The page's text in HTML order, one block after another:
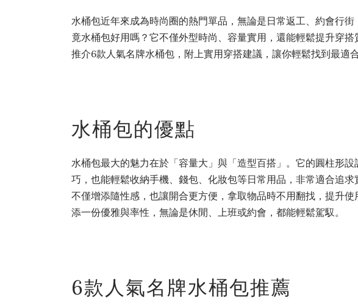
水桶包近年來成為時尚圈的熱門單品，無論是日常返工、約會行
竟水桶包好用嗎？它不僅外型時尚、容量實用，還能輕鬆提升穿
推介6款人氣名牌水桶包，附上實用穿搭建議，讓你輕鬆找到最適
水桶包的優點
水桶包最大的魅力在於「容量大」與「造型百搭」。它的圓柱形
巧，也能輕鬆收納手機、錢包、化妝包等日常用品，非常適合追
不僅增添隨性感，也讓開合更方便，拿取物品時不用翻找，提升
添一份優雅與率性，無論是休閒、上班或約會，都能輕鬆駕馭。
6款人氣名牌水桶包推薦